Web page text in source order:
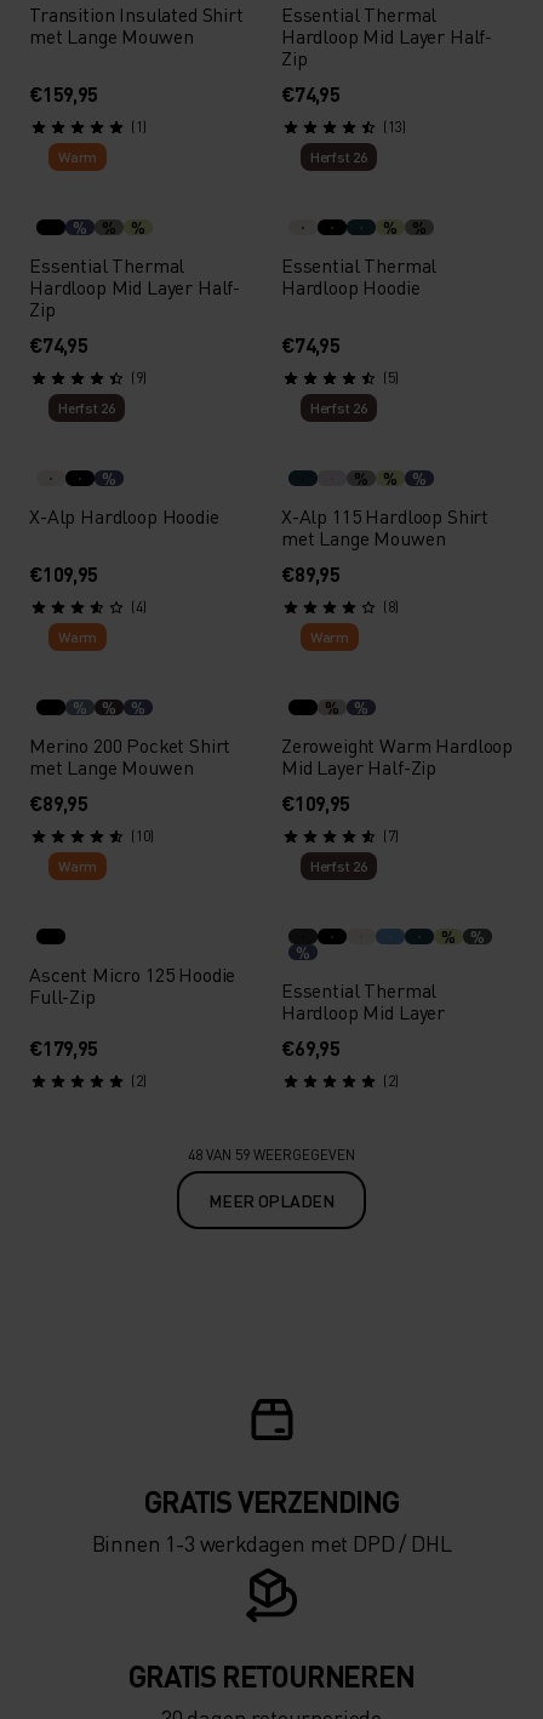
Transition Insulated Shirt
met Lange Mouwen
€159,95
(1)
Essential Thermal
Hardloop Mid Layer Half-
Zip
€74,95
(13)
Warm
% % %
Essential Thermal
Hardloop Mid Layer Half-
Zip
€74,95
(9)
Herfst 26
% %
Essential Thermal
Hardloop Hoodie
€74,95
(5)
Herfst 26
%
X-Alp Hardloop Hoodie
€109,95
(4)
Herfst 26
% % %
X-Alp 115 Hardloop Shirt
met Lange Mouwen
€89,95
(8)
Warm
% % %
Merino 200 Pocket Shirt
met Lange Mouwen
€89,95
(10)
Warm
% %
Zeroweight Warm Hardloop
Mid Layer Half-Zip
€109,95
(7)
Warm
Ascent Micro 125 Hoodie
Full-Zip
€179,95
(2)
Herfst 26
% %
%
Essential Thermal
Hardloop Mid Layer
€69,95
(2)
48 VAN 59 WEERGEGEVEN
MEER OPLADEN
GRATIS VERZENDING​​​​​​​​​​​​​​
Binnen 1-3 werkdagen met DPD / DHL
GRATIS RETOURNEREN